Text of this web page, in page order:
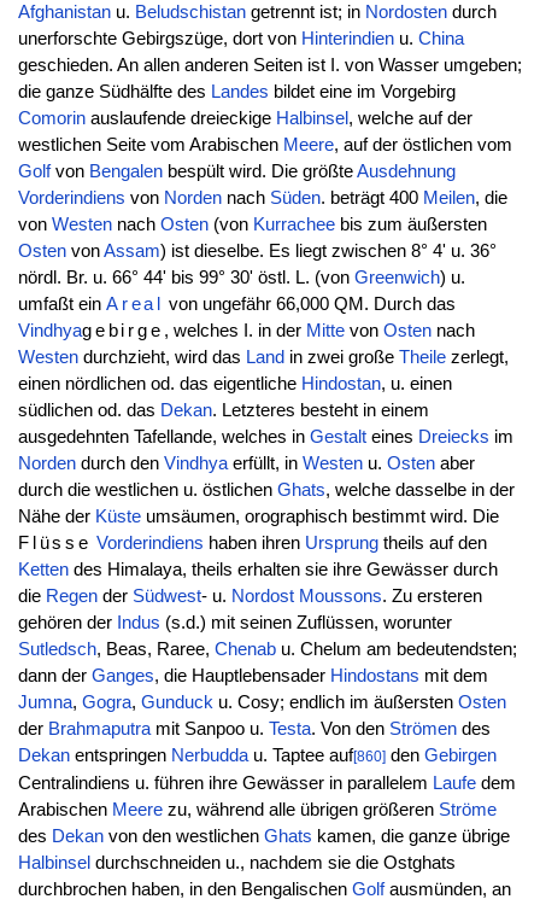
Afghanistanu. Beludschistangetrennt ist; in Nordostendurch
unerforschte Gebirgszüge, dort von Hinterindienu. China
geschieden. An allen anderen Seiten ist I. von Wasser umgeben;
die ganze Südhälfte des Landes bildet eine im Vorgebirg
Comorinauslaufende dreieckige Halbinsel , welche auf der
westlichen Seite vom Arabischen Meere, auf der östlichen vom
Golfvon Bengalenbespült wird. Die größteAusdehnung
Vorderindiens von Nordennach Süden. beträgt 400 Meilen, die
von Westennach Osten(von Kurracheebis zum äußersten
OstenvonAssam) ist dieselbe. Es liegt zwischen 8° 4' u. 36°
nördl. Br. u. 66° 44' bis 99° 30' östl. L. (von Greenwich) u.
umfaßt ein Areal
von ungefähr 66,000 QM. Durch das
Vindhyagebirge , welches I. in der Mitte vonOsten nach
Westendurchzieht, wird das Land in zwei große Theilezerlegt,
einen nördlichen od. das eigentliche Hindostan, u. einen
südlichen od. das Dekan. Letzteres besteht in einem
ausgedehnten Tafellande, welches in Gestalteines Dreiecks im
Nordendurch den Vindhyaerfüllt, in Westenu. Ostenaber
durch die westlichen u. östlichen Ghats, welche dasselbe in der
Nähe der Küsteumsäumen, orographisch bestimmt wird. Die
Flüsse Vorderindiens haben ihren Ursprung theils auf den
Kettendes Himalaya, theils erhalten sie ihre Gewässer durch
die Regender Südwest- u. Nordost Moussons. Zu ersteren
gehören der Indus (s.d.) mit seinen Zuflüssen, worunter
Sutledsch, Beas, Raree, Chenabu. Chelum am bedeutendsten;
dann der Ganges, die Hauptlebensader Hindostans mit dem
Jumna, Gogra, Gunducku. Cosy; endlich im äußersten Osten
der Brahmaputramit Sanpoo u. Testa. Von den Strömendes
Dekanentspringen Nerbuddau. Taptee auf[860]den Gebirgen
Centralindiens u. führen ihre Gewässer in parallelem Laufedem
Arabischen Meerezu, während alle übrigen größeren Ströme
des Dekanvon den westlichen Ghats kamen, die ganze übrige
Halbinsel durchschneiden u., nachdem sie die Ostghats
durchbrochen haben, in den Bengalischen Golfausmünden, an